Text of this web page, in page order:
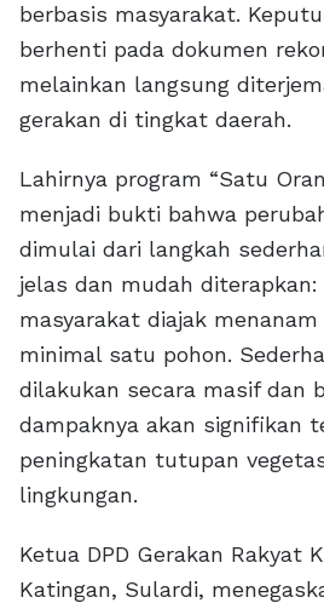
berbasis masyarakat.
berhenti pada dokumen
melainkan langsung
gerakan di tingkat daerah.
Lahirnya program “Satu
menjadi bukti bahwa
dimulai dari langkah
jelas dan mudah
masyarakat diajak
minimal satu pohon.
dilakukan secara masif dan
dampaknya akan signifikan
peningkatan tutupan
lingkungan.
Ketua DPD Gerakan Rakyat
Katingan, Sulardi,